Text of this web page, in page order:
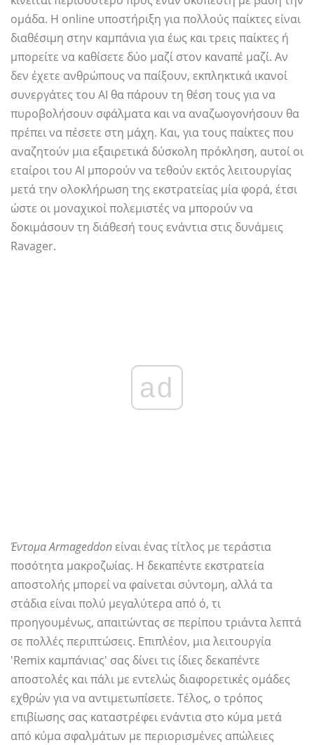
ομάδα. Η online υποστήριξη για πολλούς παίκτες είναι
διαθέσιμη στην καμπάνια για έως και τρεις παίκτες ή
μπορείτε να καθίσετε δύο μαζί στον καναπέ μαζί. Αν
δεν έχετε ανθρώπους να παίξουν, εκπληκτικά ικανοί
συνεργάτες του AI θα πάρουν τη θέση τους για να
πυροβολήσουν σφάλματα και να αναζωογονήσουν θα
πρέπει να πέσετε στη μάχη. Και, για τους παίκτες που
αναζητούν μια εξαιρετικά δύσκολη πρόκληση, αυτοί οι
εταίροι του AI μπορούν να τεθούν εκτός λειτουργίας
μετά την ολοκλήρωση της εκστρατείας μία φορά, έτσι
ώστε οι μοναχικοί πολεμιστές να μπορούν να
δοκιμάσουν τη διάθεσή τους ενάντια στις δυνάμεις
Ravager.
ad
Έντομα Armageddonείναι ένας τίτλος με τεράστια
ποσότητα μακροζωίας. Η δεκαπέντε εκστρατεία
αποστολής μπορεί να φαίνεται σύντομη, αλλά τα
στάδια είναι πολύ μεγαλύτερα από ό, τι
προηγουμένως, απαιτώντας σε περίπου τριάντα λεπτά
σε πολλές περιπτώσεις. Επιπλέον, μια λειτουργία
'Remix καμπάνιας' σας δίνει τις ίδιες δεκαπέντε
αποστολές και πάλι με εντελώς διαφορετικές ομάδες
εχθρών για να αντιμετωπίσετε. Τέλος, ο τρόπος
επιβίωσης σας καταστρέφει ενάντια στο κύμα μετά
από κύμα σφαλμάτων με περιορισμένες απώλειες